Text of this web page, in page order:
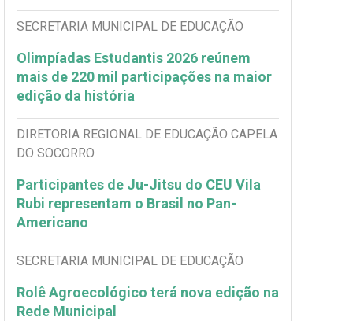
SECRETARIA MUNICIPAL DE EDUCAÇÃO
Olimpíadas Estudantis 2026 reúnem
mais de 220 mil participações na maior
edição da história
DIRETORIA REGIONAL DE EDUCAÇÃO CAPELA
DO SOCORRO
Participantes de Ju-Jitsu do CEU Vila
Rubi representam o Brasil no Pan-
Americano
SECRETARIA MUNICIPAL DE EDUCAÇÃO
Rolê Agroecológico terá nova edição na
Rede Municipal